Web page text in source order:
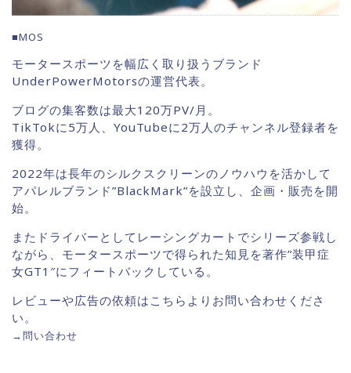
■MOS
モータースポーツを幅広く取り扱うブランド
UnderPowerMotorsの運営代表。
ブログの集客数は最大120万PV/月。
TikTokに5万人、YouTubeに2万人のチャンネル登録者を
獲得。
2022年は長年のシルクスクリーンのノウハウを活かして
アパレルブランド”BlackMark”を設立し、企画・販売を開
始。
またドライバーとしてレーシングカートでシリーズ参戦し
ながら、モータースポーツで得られた知見を著作”装甲症
女GT1″にフィートバックしている。
レビューや広告の依頼はこちらよりお問い合わせくださ
い。
→問い合わせ